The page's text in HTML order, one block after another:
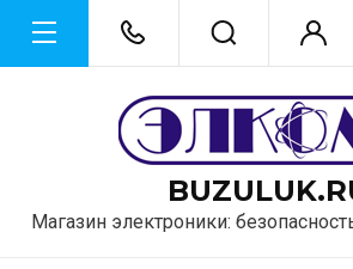
Магазин электроники: